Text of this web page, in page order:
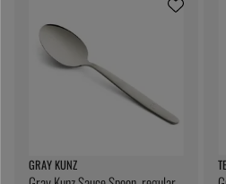
GRAY KUNZ